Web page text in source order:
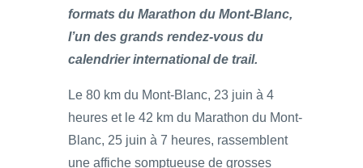
formats du Marathon du Mont-Blanc,
l’un des grands rendez-vous du
calendrier international de trail.
Le 80 km du Mont-Blanc, 23 juin à 4
heures et le 42 km du Marathon du Mont-
Blanc, 25 juin à 7 heures, rassemblent
une affiche somptueuse de grosses